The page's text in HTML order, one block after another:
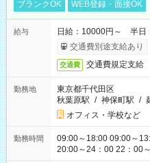
ブランクOK
WEB登録・面接OK
給与
日給：10000円～ 半日
交通費別途支給あり
交通費 交通費規定支給
勤務地
東京都千代田区
秋葉原駅 / 神保町駅 /
オフィス・学校など
勤務時間
09:00～18:00 09:00～
20:00～24：00 22：00～
シフトもございます！